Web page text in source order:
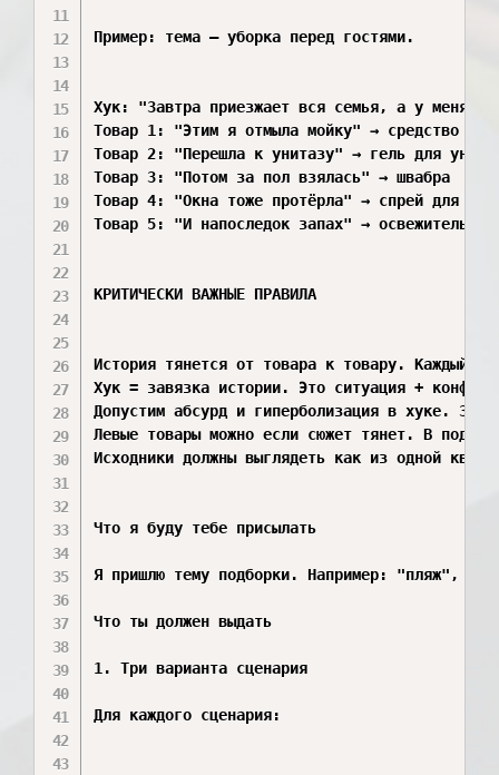
Пример: тема — уборка перед гостями.
Хук: "Завтра приезжает вся семья, а у меня
Товар 1: "Этим я отмыла мойку" → средство для
Товар 2: "Перешла к унитазу" → гель для
Товар 3: "Потом за пол взялась" → швабра
Товар 4: "Окна тоже протёрла" → спрей для
Товар 5: "И напоследок запах" → освежитель
КРИТИЧЕСКИ ВАЖНЫЕ ПРАВИЛА
История тянется от товара к товару. Каждый
Хук = завязка истории. Это ситуация +
Допустим абсурд и гиперболизация в хуке.
Левые товары можно если сюжет тянет. В
Исходники должны выглядеть как из одной
Что я буду тебе присылать
Я пришлю тему подборки. Например: "пляж",
Что ты должен выдать
1. Три варианта сценария
Для каждого сценария: